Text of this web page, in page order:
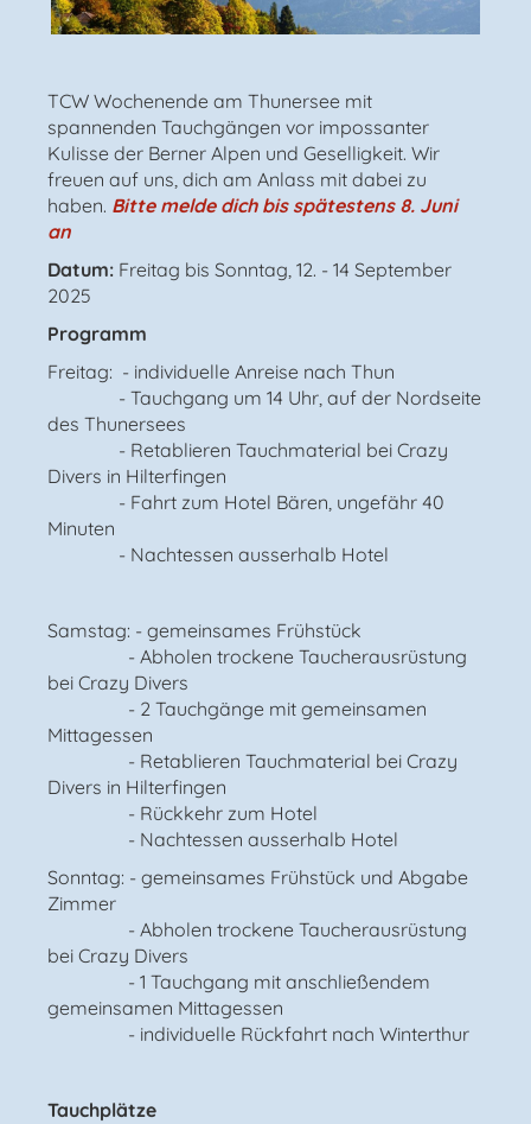
TCW Wochenende am Thunersee mit
spannenden Tauchgängen vor impossanter
Kulisse der Berner Alpen und Geselligkeit. Wir
freuen auf uns, dich am Anlass mit dabei zu
haben. Bitte melde dich bis spätestens 8. Juni
an
Datum: Freitag bis Sonntag, 12. - 14 September
2025
Programm
Freitag: - individuelle Anreise nach Thun
- Tauchgang um 14 Uhr, auf der Nordseite
des Thunersees
- Retablieren Tauchmaterial bei Crazy
Divers in Hilterfingen
- Fahrt zum Hotel Bären, ungefähr 40
Minuten
- Nachtessen ausserhalb Hotel
Samstag: - gemeinsames Frühstück
- Abholen trockene Taucherausrüstung
bei Crazy Divers
- 2 Tauchgänge mit gemeinsamen
Mittagessen
- Retablieren Tauchmaterial bei Crazy
Divers in Hilterfingen
- Rückkehr zum Hotel
- Nachtessen ausserhalb Hotel
Sonntag: - gemeinsames Frühstück und Abgabe
Zimmer
- Abholen trockene Taucherausrüstung
bei Crazy Divers
- 1 Tauchgang mit anschließendem
gemeinsamen Mittagessen
- individuelle Rückfahrt nach Winterthur
Tauchplätze